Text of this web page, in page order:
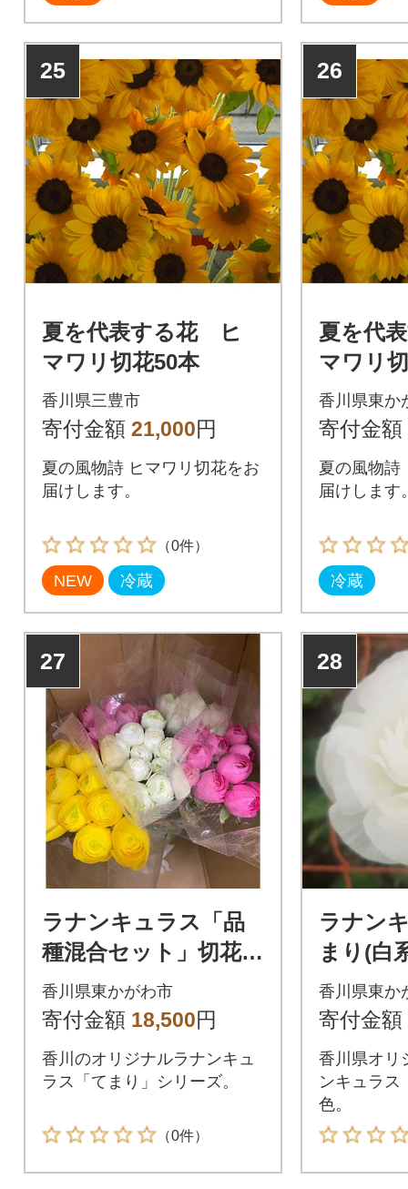
25
夏を代表する花 ヒ
マワリ切花50本
香川県三豊市
寄付金額 21,000円
夏の風物詩 ヒマワリ切花をお
届けします。
（0件）
NEW 冷蔵
26
夏を代
マワリ
香川県東か
寄付金額
夏の風物詩
届けします
冷蔵
27
ラナンキュラス「品
種混合セット」切花
50本 色おまかせ
香川県東かがわ市
寄付金額 18,500円
香川のオリジナルラナンキュ
ラス「てまり」シリーズ。
（0件）
28
ラナン
まり(白
本
香川県東か
寄付金額
香川県オリ
ンキュラス
色。